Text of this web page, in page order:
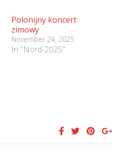
Polonijny koncert
zimowy
November 24, 2025
In "Nord-2025"